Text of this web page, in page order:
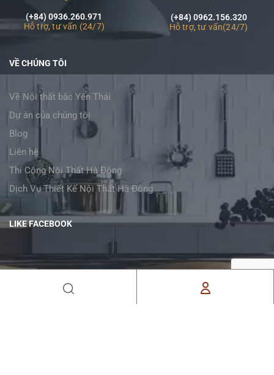
(+84) 0936.260.971
Hỗ trợ, tư vấn (24/7)
(+84) 0962.156.320
Hỗ trợ, tư vấn(24/7)
VỀ CHÚNG TÔI
Về Nội thất bắc Yên Thái
Dự án của chúng tôi
Blog
Liên hệ
Thi Công Nội Thất Hà Đông
Dịch Vụ Thiết Kế Nội Thất Hà Đông
LIKE FACEBOOK
ĐĂNG KÝ NHẬN BẢN TIN CỦA CHÚNG TÔI
Đăng ký để nhận cảm hứng, ý tưởng và tin tức